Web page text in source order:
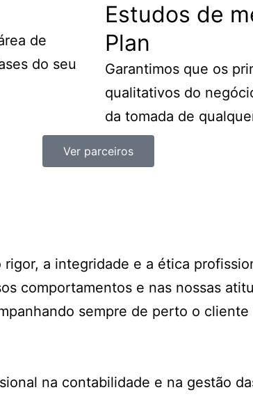
de
do seu
Estudos de
Plan
Garantimos que os
qualitativos do
da tomada de
Ver parceiros
a integridade e a ética
comportamentos e nas nossas
sempre de perto o
na contabilidade e na gestão